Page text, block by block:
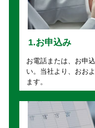
1.お申込み
お電話または、お申
い。当社より、おお
ます。